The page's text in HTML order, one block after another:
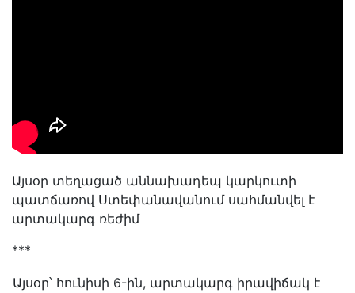
Այսօր տեղացած աննախադեպ կարկուտի
պատճառով Ստեփանավանում սահմանվել է
արտակարգ ռեժիմ
***
Այսօր՝ հունիսի 6-ին, արտակարգ իրավիճակ է